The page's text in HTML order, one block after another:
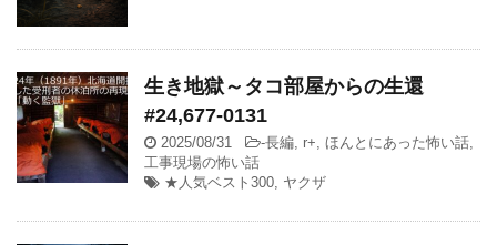
生き地獄～タコ部屋からの生還
#24,677-0131
2025/08/31 -長編 r+ ほんとにあった怖い話
工事現場の怖い話
★人気ベスト300 ヤクザ